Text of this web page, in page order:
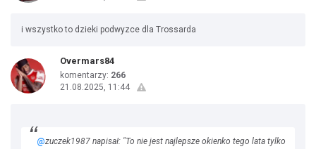
i wszystko to dzieki podwyzce dla Trossarda
Overmars84
komentarzy: 266
21.08.2025, 11:44
@zuczek1987 napisał: "To nie jest najlepsze okienko tego lata tylko